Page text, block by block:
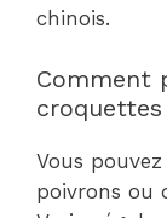
chinois.
Comment
Vous
poivrons ou